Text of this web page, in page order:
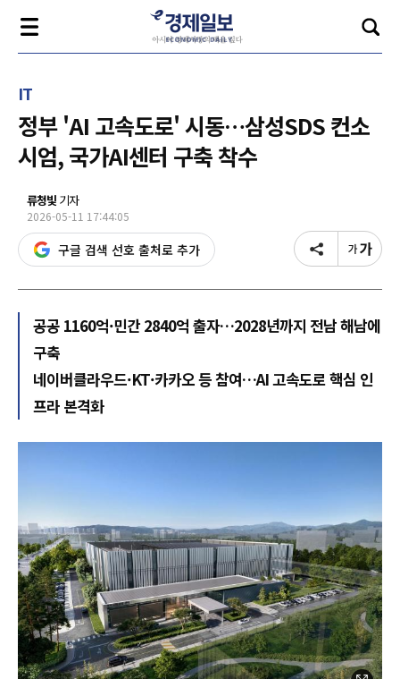
IT
정부 'AI 고속도로' 시동…삼성SDS 컨소
시엄, 국가AI센터 구축 착수
류청빛 기자
2026-05-11 17:44:05
구글 검색 선호 출처로 추가
공공 1160억·민간 2840억 출자…2028년까지 전남 해남에
구축
네이버클라우드·KT·카카오 등 참여…AI 고속도로 핵심 인
프라 본격화